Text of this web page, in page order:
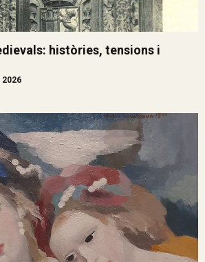
històries, tensions i
2026